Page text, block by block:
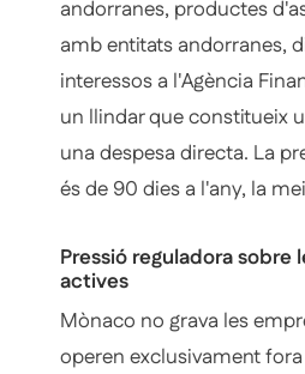
andorranes, productes
amb entitats andorranes,
interessos a l'Agència
un llindar que constitueix
una despesa directa. La
és de 90 dies a l'any, la
Pressió reguladora sobre
actives
Mònaco no grava les
operen exclusivament